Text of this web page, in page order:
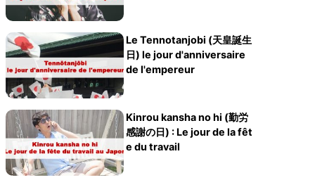
Le Tennotanjobi (天皇誕生
日) le jour d'anniversaire
de l'empereur
Kinrou kansha no hi (勤労
感謝の日) : Le jour de la fêt
e du travail